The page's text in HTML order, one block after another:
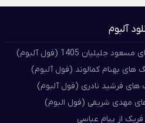
آلبوم
1405 (فول آلبوم)
های بهنام کمالوند (فول آلبوم)
های فرشید نادری (فول آلبوم)
مهدی شریفی (فول البوم)
فریک از پیام عباسی